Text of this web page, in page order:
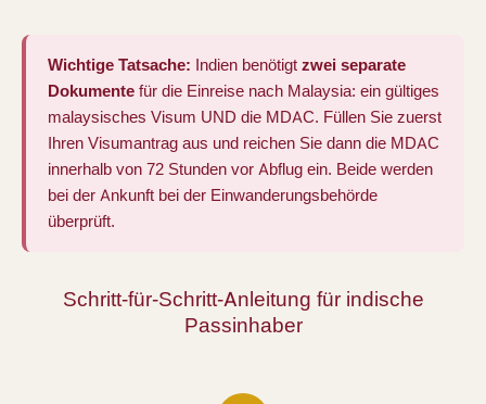
Wichtige Tatsache: Indien benötigt zwei separate
Dokumente für die Einreise nach Malaysia: ein gültiges
malaysisches Visum UND die MDAC. Füllen Sie zuerst
Ihren Visumantrag aus und reichen Sie dann die MDAC
innerhalb von 72 Stunden vor Abflug ein. Beide werden
bei der Ankunft bei der Einwanderungsbehörde
überprüft.
Schritt-für-Schritt-Anleitung für indische
Passinhaber